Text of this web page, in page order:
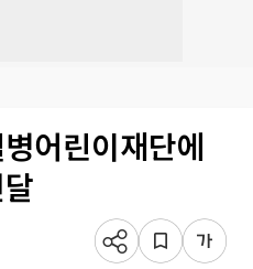
어린이재단에